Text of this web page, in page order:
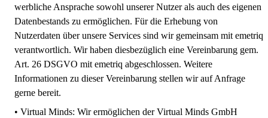
werbliche Ansprache sowohl unserer Nutzer als auch des eigenen
Datenbestands zu ermöglichen. Für die Erhebung von
Nutzerdaten über unsere Services sind wir gemeinsam mit emetriq
verantwortlich. Wir haben diesbezüglich eine Vereinbarung gem.
Art. 26 DSGVO mit emetriq abgeschlossen. Weitere
Informationen zu dieser Vereinbarung stellen wir auf Anfrage
gerne bereit.
• Virtual Minds: Wir ermöglichen der Virtual Minds GmbH